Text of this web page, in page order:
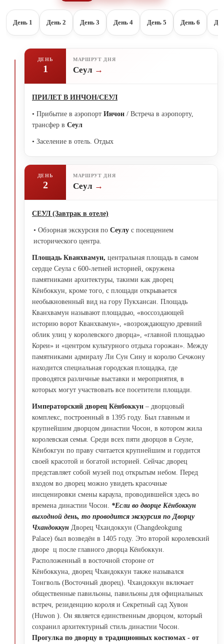
День 1 День 2 День 3 День 4 День 5 День 6
ДЕНЬ
1
МАРШРУТ ДНЯ
Сеул
ПРИЛЕТ В ИНЧОН/СЕУЛ
• Прибытие в аэропорт Инчон / Встреча в аэропорту,
трансфер в Сеул
• Заселение в отель. Отдых
ДЕНЬ
2
МАРШРУТ ДНЯ
Сеул
СЕУЛ (Завтрак в отеле)
• Обзорная экскурсия поСеулу с посещением
исторического центра.
Площадь Кванхвамун, центральная площадь в самом
сердце Сеула с 600-летней историей, окружена
памятниками архитектуры, такими как дворец
Кёнбоккун, кроме того, с площади открывается
необыкновенный вид на гору Пукхансан. Площадь
Кванхвамун называют площадью, «воссоздающей
историю ворот Кванхвамун», «возрождающую древний
облик улиц у королевского дворца», «главной площадью
Кореи» и «центром культурного отдыха горожан». Между
памятниками адмиралу Ли Сун Сину и королю Сечжону
находится специальная городская площадка, где
проводятся различные выставки и мероприятия, в
которых могут участвовать все посетители площади.
Императорский дворец Кёнбоккун – дворцовый
комплекс, построенный в 1395 году. Был главным и
крупнейшим дворцом династии Чосон, в котором жила
королевская семья. Среди всех пяти дворцов в Сеуле,
Кёнбокгун по праву считается крупнейшим и гордится
своей красотой и богатой историей. Сейчас дворец
представляет собой музей под открытым небом. Перед
входом во дворец можно увидеть красочные
инсценировки смены караула, проводившейся здесь во
времена династии Чосон. *Если во дворце Кёнбоккун
выходной день, то проводится экскурсия по Дворцу
Чхандоккун Дворец Чхандоккун (Changdeokgung
Palace) был возведён в 1405 году. Это второй королевский
дворе ц после главного дворца Кёнбоккун.
Расположенный в восточной стороне от
Кёнбоккуна, дворец Чхандоккун также назывался
Тонгволь (Восточный дворец). Чхандоккун включает
общественные павильоны, павильоны для официальных
встреч, резиденцию короля и Секретный сад Хувон
(Huwon ). Он является единственным дворцом, который
сохранил архитектурный стиль династии Чосон.
Прогулка по дворцу в традиционных костюмах - от